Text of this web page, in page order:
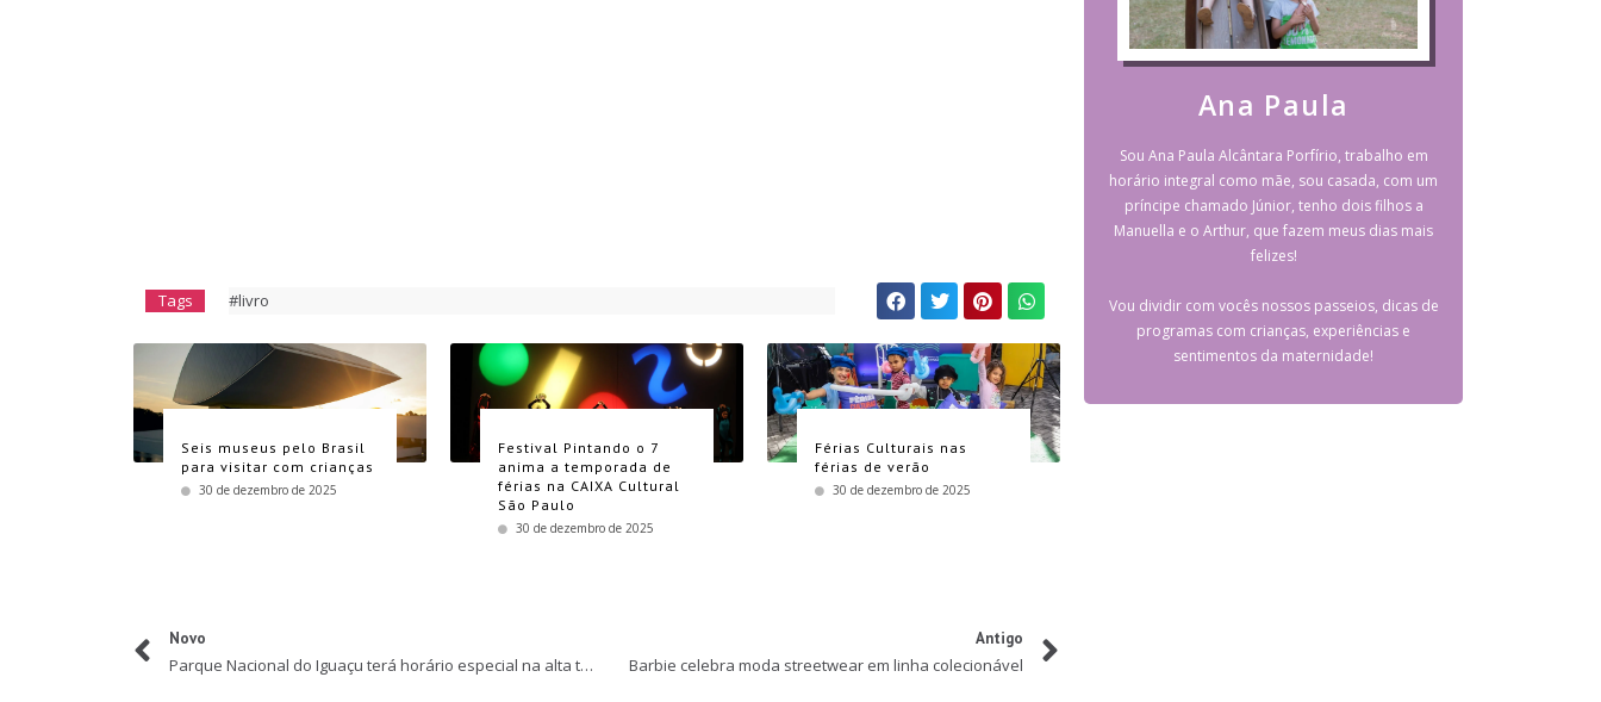
Tags #livro
Seis museus pelo Brasil
para visitar com crianças
30 de dezembro de 2025
Festival Pintando o 7
anima a temporada de
férias na CAIXA Cultural
São Paulo
30 de dezembro de 2025
Férias Culturais nas
férias de verão
30 de dezembro de 2025
Novo
Parque Nacional do Iguaçu terá horário especial na alta temporada
Antigo
Barbie celebra moda streetwear em linha colecionável
Ana Paula
Sou Ana Paula Alcântara Porfírio, trabalho em
horário integral como mãe, sou casada, com um
príncipe chamado Júnior, tenho dois filhos a
Manuella e o Arthur, que fazem meus dias mais
felizes!
Vou dividir com vocês nossos passeios, dicas de
programas com crianças, experiências e
sentimentos da maternidade!